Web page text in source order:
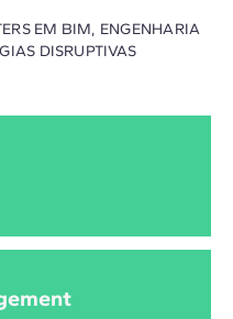
EM BIM, ENGENHARIA
DISRUPTIVAS